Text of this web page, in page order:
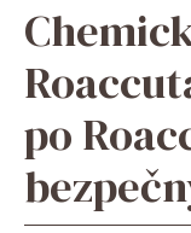
po